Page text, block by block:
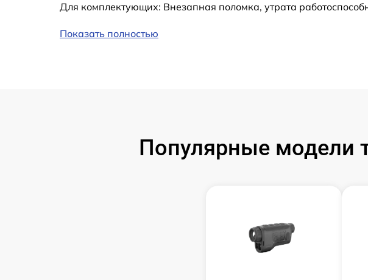
Замена ключей управления
Замена аккумулятора
Для комплектующих: Внезапная поломка, утрата
Показать полностью
Популярные модели